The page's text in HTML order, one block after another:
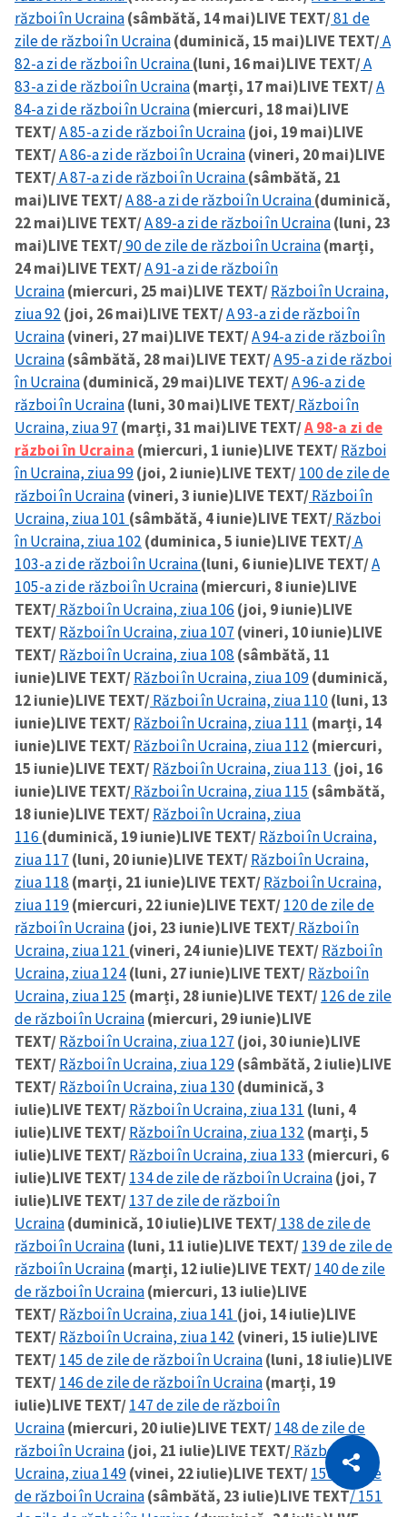
Copiază Link
război în Ucraina(sâmbătă, 14 mai)LIVE TEXT/81 de
zile de război în Ucraina(duminică, 15 mai)LIVE TEXT/A
82-a zi de război în Ucraina(luni, 16 mai)LIVE TEXT/A
83-a zi de război în Ucraina(marți, 17 mai)LIVE TEXT/A
84-a zi de război în Ucraina(miercuri, 18 mai)LIVE
TEXT/A 85-a zi de război în Ucraina(joi, 19 mai)LIVE
TEXT/A 86-a zi de război în Ucraina(vineri, 20 mai)LIVE
TEXT/A 87-a zi de război în Ucraina(sâmbătă, 21
mai)LIVE TEXT/A 88-a zi de război în Ucraina(duminică,
22 mai)LIVE TEXT/A 89-a zi de război în Ucraina(luni, 23
mai)LIVE TEXT/90 de zile de război în Ucraina(marți,
24 mai)LIVE TEXT/A 91-a zi de război în
Ucraina(miercuri, 25 mai)LIVE TEXT/Război în Ucraina,
ziua 92 (joi, 26 mai)LIVE TEXT/A 93-a zi de război în
Ucraina(vineri, 27 mai)LIVE TEXT/A 94-a zi de război în
Ucraina(sâmbătă, 28 mai)LIVE TEXT/A 95-a zi de război
în Ucraina(duminică, 29 mai)LIVE TEXT/A 96-a zi de
război în Ucraina(luni, 30 mai)LIVE TEXT/Război în
Ucraina, ziua 97 (marți, 31 mai)LIVE TEXT/A 98-a zi de
război în Ucraina (miercuri, 1 iunie)LIVE TEXT/Război
în Ucraina, ziua 99(joi, 2 iunie)LIVE TEXT/100 de zile de
război în Ucraina(vineri, 3 iunie)LIVE TEXT/Război în
Ucraina, ziua 101 (sâmbătă, 4 iunie)LIVE TEXT/Război
în Ucraina, ziua 102 (duminica, 5 iunie)LIVE TEXT/A
103-a zi de război în Ucraina(luni, 6 iunie)LIVE TEXT/A
105-a zi de război în Ucraina(miercuri, 8 iunie)LIVE
TEXT/Război în Ucraina, ziua 106 (joi, 9 iunie)LIVE
TEXT/Război în Ucraina, ziua 107 (vineri, 10 iunie)LIVE
TEXT/Război în Ucraina, ziua 108 (sâmbătă, 11
iunie)LIVE TEXT/Război în Ucraina, ziua 109(duminică,
12 iunie)LIVE TEXT/Război în Ucraina, ziua 110(luni, 13
iunie)LIVE TEXT/Război în Ucraina, ziua 111 (marți, 14
iunie)LIVE TEXT/Război în Ucraina, ziua 112 (miercuri,
15 iunie)LIVE TEXT/Război în Ucraina, ziua 113 (joi, 16
iunie)LIVE TEXT/Război în Ucraina, ziua 115 (sâmbătă,
18 iunie)LIVE TEXT/Război în Ucraina, ziua
116 (duminică, 19 iunie)LIVE TEXT/Război în Ucraina,
ziua 117 (luni, 20 iunie)LIVE TEXT/Război în Ucraina,
ziua 118 (marți, 21 iunie)LIVE TEXT/Război în Ucraina,
ziua 119(miercuri, 22 iunie)LIVE TEXT/120 de zile de
război în Ucraina(joi, 23 iunie)LIVE TEXT/Război în
Ucraina, ziua 121 (vineri, 24 iunie)LIVE TEXT/Război în
Ucraina, ziua 124(luni, 27 iunie)LIVE TEXT/Război în
Ucraina, ziua 125 (marți, 28 iunie)LIVE TEXT/126 de zile
de război în Ucraina(miercuri, 29 iunie)LIVE
TEXT/Război în Ucraina, ziua 127 (joi, 30 iunie)LIVE
TEXT/Război în Ucraina, ziua 129(sâmbătă, 2 iulie)LIVE
TEXT/Război în Ucraina, ziua 130(duminică, 3
iulie)LIVE TEXT/Război în Ucraina, ziua 131 (luni, 4
iulie)LIVE TEXT/Război în Ucraina, ziua 132 (marți, 5
iulie)LIVE TEXT/Război în Ucraina, ziua 133 (miercuri, 6
iulie)LIVE TEXT/134 de zile de război în Ucraina(joi, 7
iulie)LIVE TEXT/137 de zile de război în
Ucraina(duminică, 10 iulie)LIVE TEXT/138 de zile de
război în Ucraina(luni, 11 iulie)LIVE TEXT/139 de zile de
război în Ucraina(marți, 12 iulie)LIVE TEXT/140 de zile
de război în Ucraina(miercuri, 13 iulie)LIVE
TEXT/Război în Ucraina, ziua 141 (joi, 14 iulie)LIVE
TEXT/Război în Ucraina, ziua 142 (vineri, 15 iulie)LIVE
TEXT/145 de zile de război în Ucraina(luni, 18 iulie)LIVE
TEXT/146 de zile de război în Ucraina(marți, 19
iulie)LIVE TEXT/147 de zile de război în
Ucraina(miercuri, 20 iulie)LIVE TEXT/148 de zile de
război în Ucraina(joi, 21 iulie)LIVE TEXT/Război în
Ucraina, ziua 149(vinei, 22 iulie)LIVE TEXT/150 de zile
de război în Ucraina(sâmbătă, 23 iulie)LIVE TEXT/ 151
Citește articolul
CITEȘTE